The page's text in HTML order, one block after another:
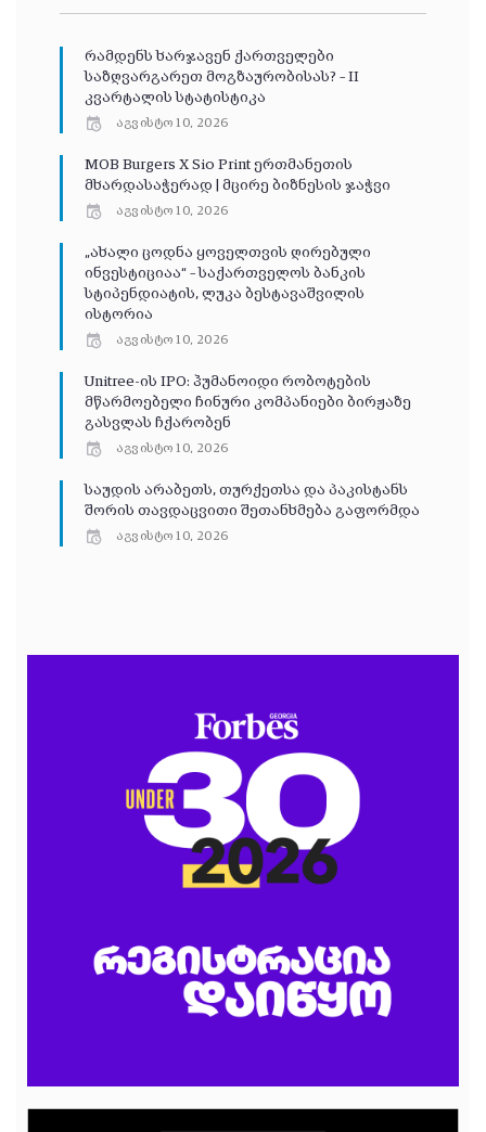
რამდენს ხარჯავენ ქართველები
საზღვარგარეთ მოგზაურობისას? – II
კვარტალის სტატისტიკა
აგვისტო 10, 2026
MOB Burgers X Sio Print ერთმანეთის
მხარდასაჭერად | მცირე ბიზნესის ჯაჭვი
აგვისტო 10, 2026
„ახალი ცოდნა ყოველთვის ღირებული
ინვესტიციაა“ – საქართველოს ბანკის
სტიპენდიატის, ლუკა ბესტავაშვილის
ისტორია
აგვისტო 10, 2026
Unitree-ის IPO: ჰუმანოიდი რობოტების
მწარმოებელი ჩინური კომპანიები ბირჟაზე
გასვლას ჩქარობენ
აგვისტო 10, 2026
საუდის არაბეთს, თურქეთსა და პაკისტანს
შორის თავდაცვითი შეთანხმება გაფორმდა
აგვისტო 10, 2026